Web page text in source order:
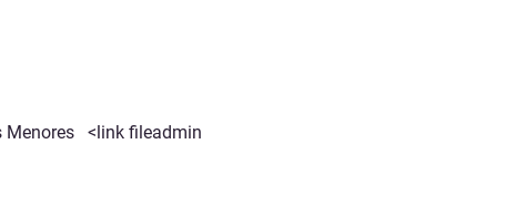
Menores <link fileadmin